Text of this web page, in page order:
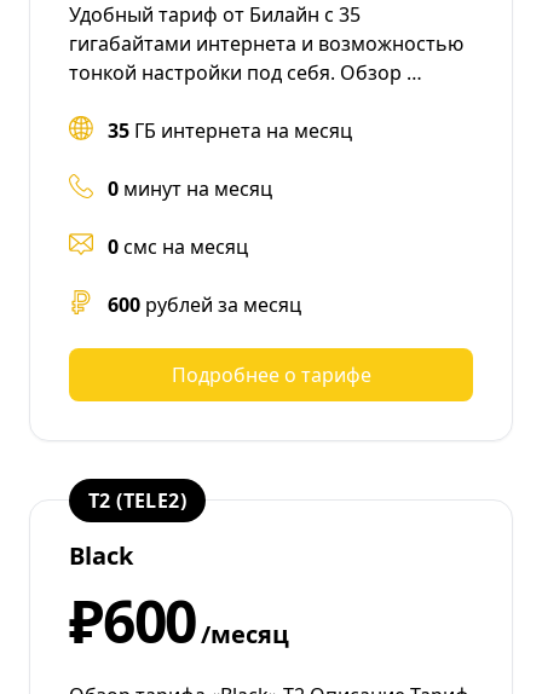
Удобный тариф от Билайн с 35
гигабайтами интернета и возможностью
тонкой настройки под себя. Обзор …
35 ГБ интернета на месяц
0 минут на месяц
0смс на месяц
600 рублей за месяц
Подробнее о тарифе
T2 (TELE2)
Black
₽600/месяц